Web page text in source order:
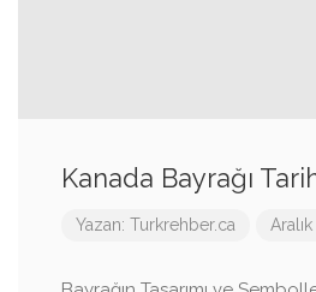
Kanada Bayrağı
Yazan: Turkrehber.ca